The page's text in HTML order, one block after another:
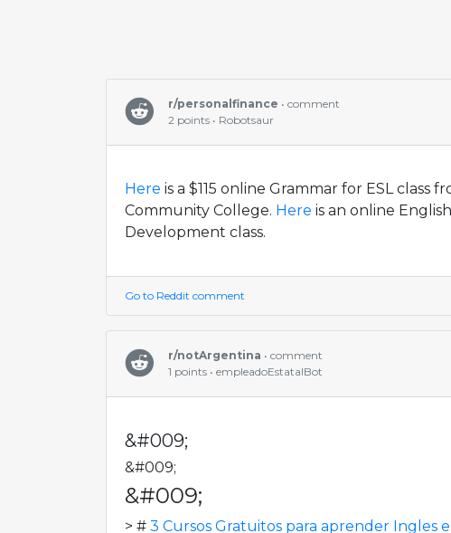
r/personalfinance • comment
2 points • Robotsaur
Here is a $115 online Grammar for ESL class
Community College. Here is an online
Development class.
Go to Reddit comment
r/notArgentina • comment
1 points • empleadoEstatalBot
&#009;
&#009;
&#009;
> # 3 Cursos Gratuitos para aprender Ingles